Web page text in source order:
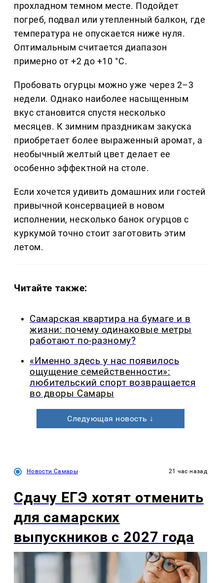
прохладном темном месте. Подойдет
погреб, подвал или утепленный балкон, где
температура не опускается ниже нуля.
Оптимальным считается диапазон
примерно от +2 до +10 °C.
Пробовать огурцы можно уже через 2–3
недели. Однако наиболее насыщенным
вкус становится спустя несколько
месяцев. К зимним праздникам закуска
приобретает более выраженный аромат, а
необычный желтый цвет делает ее
особенно эффектной на столе.
Если хочется удивить домашних или гостей
привычной консервацией в новом
исполнении, несколько банок огурцов с
куркумой точно стоит заготовить этим
летом.
Читайте также:
Самарская квартира на бумаге и в
жизни: почему одинаковые метры
работают по-разному?
«Именно здесь у нас появилось
ощущение семейственности»:
любительский спорт возвращается
во дворы Самары
Следующая новость ↓
Новости Самары 21 час назад
Сдачу ЕГЭ хотят отменить
для самарских
выпускников с 2027 года